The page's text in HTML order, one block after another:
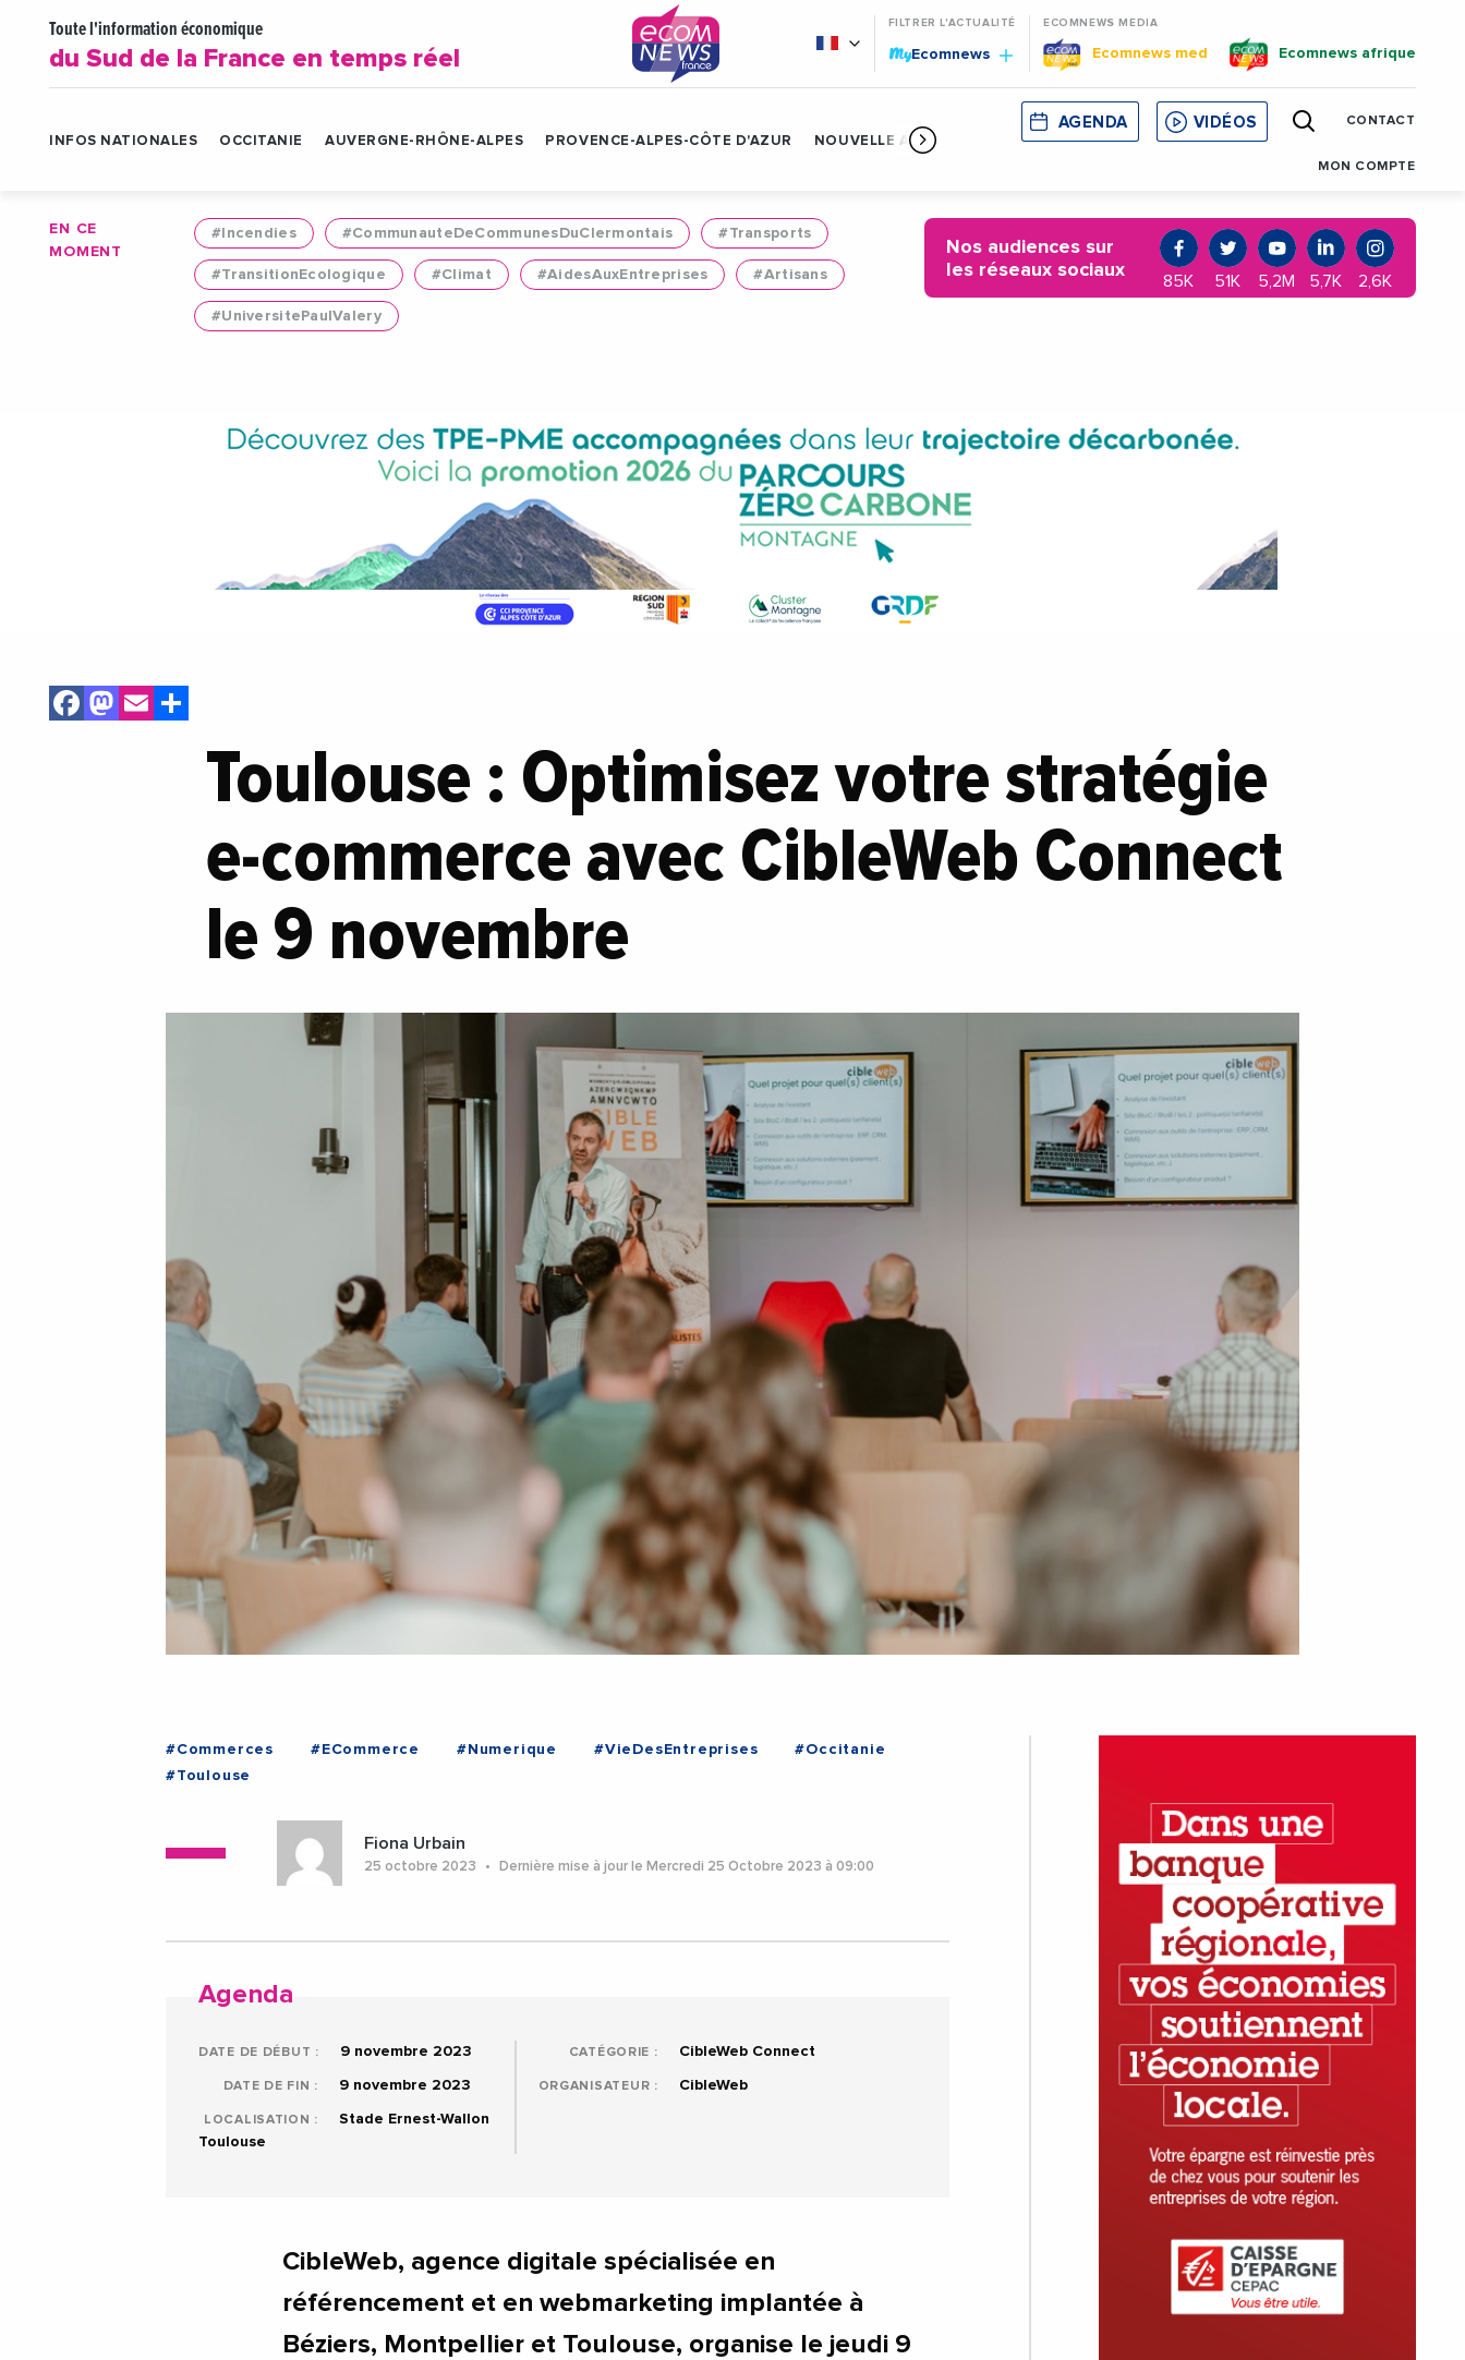
Toute l'information économique
du Sud de la France en temps réel
FILTRER L'ACTUALITÉ
MyEcomnews
ECOMNEWS MEDIA
Ecomnews med Ecomnews afrique
INFOS NATIONALES OCCITANIE AUVERGNE-RHÔNE-ALPES PROVENCE-ALPES-CÔTE D'AZUR NOUVELLE AQUITAINE CORSE MONACO CATALOGNE
AGENDA VIDÉOS CONTACT
MON COMPTE
EN CE
MOMENT
#Incendies #CommunauteDeCommunesDuClermontais #Transports
#TransitionEcologique #Climat #AidesAuxEntreprises #Artisans
#UniversitePaulValery
Nos audiences sur
les réseaux sociaux
85K 51K 5,2M 5,7K 2,6K
Facebook
Mastodon
Email
Toulouse : Optimisez votre stratégie
e-commerce avec CibleWeb Connect
le 9 novembre
#Commerces #ECommerce #Numerique #VieDesEntreprises
#Occitanie
#Toulouse
Fiona Urbain
25 octobre 2023 Dernière mise à jour le Mercredi 25 Octobre 2023 à 09:00
Agenda
DATE DE DÉBUT : 9 novembre 2023
DATE DE FIN : 9 novembre 2023
LOCALISATION :
Stade Ernest-Wallon
Toulouse
CATÉGORIE : CibleWeb Connect
ORGANISATEUR : CibleWeb
CibleWeb, agence digitale spécialisée en
référencement et en webmarketing implantée à
Béziers, Montpellier et Toulouse, organise le jeudi 9